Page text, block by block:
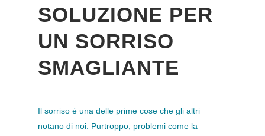
SOLUZIONE PER
UN SORRISO
SMAGLIANTE
Il sorriso è una delle prime cose che gli altri
notano di noi. Purtroppo, problemi come la